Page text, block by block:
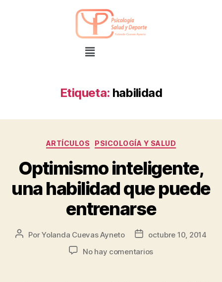
Etiqueta: habilidad
ARTÍCULOS PSICOLOGÍA Y SALUD
Optimismo inteligente,
una habilidad que puede
entrenarse
PorYolanda Cuevas Ayneto
octubre 10, 2014
No hay comentarios